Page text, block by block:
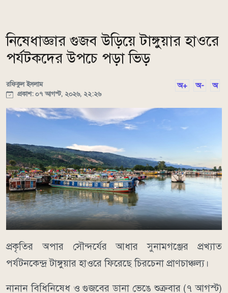
নিষেধাজ্ঞার গুজব উড়িয়ে টাঙ্গুয়ার হাওরে
পর্যটকদের উপচে পড়া ভিড়
রফিকুল ইসলাম
প্রকাশ: ০৭ আগস্ট, ২০২৬, ২২:২৬
অ+ অ- অ
​প্রকৃতির অপার সৌন্দর্যের আধার সুনামগঞ্জের প্রখ্যাত
পর্যটনকেন্দ্র টাঙ্গুয়ার হাওরে ফিরেছে চিরচেনা প্রাণচাঞ্চল্য।
নানান বিধিনিষেধ ও গুজবের ডানা ভেঙে শুক্রবার (৭ আগস্ট)